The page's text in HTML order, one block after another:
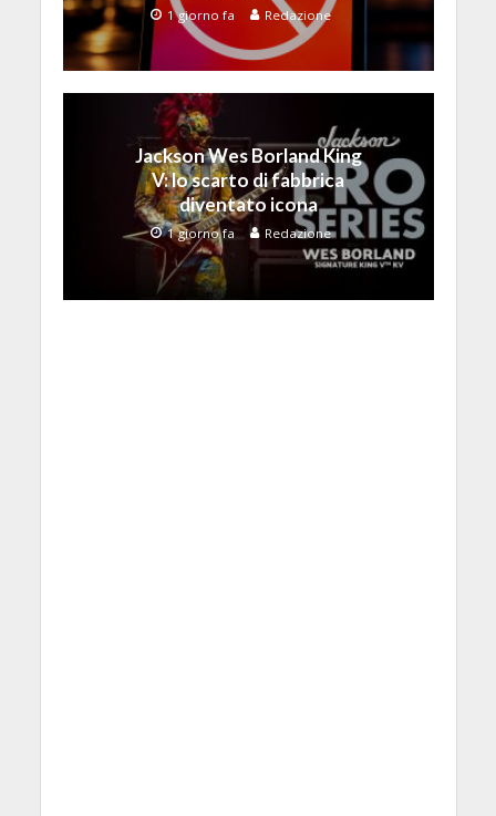
1 giorno fa Redazione
Jackson Wes Borland King
V: lo scarto di fabbrica
diventato icona
1 giorno fa Redazione